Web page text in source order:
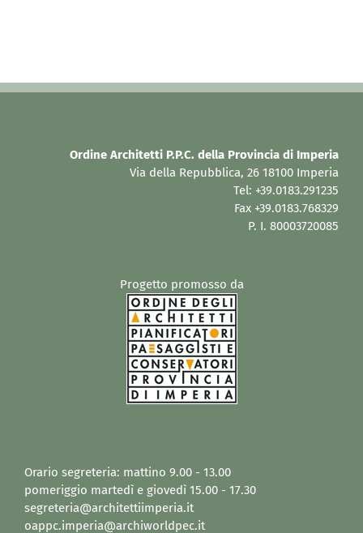
Ordine Architetti P.P.C. della Provincia di Imperia
Via della Repubblica, 26 18100 Imperia
Tel: +39.0183.291235
Fax +39.0183.768329
P. I. 80003720085
Progetto promosso da
Orario segreteria: mattino 9.00 - 13.00
pomeriggio martedì e giovedì 15.00 - 17.30
segreteria@architettiimperia.it
oappc.imperia@archiworldpec.it